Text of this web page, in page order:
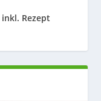
inkl. Rezept